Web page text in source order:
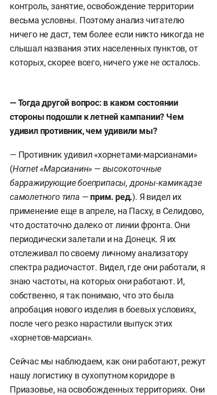
контроль, занятие, освобождение территории
весьма условны. Поэтому анализ читателю
ничего не даст, тем более если никто никогда не
слышал названия этих населенных пунктов, от
которых, скорее всего, ничего уже не осталось.
— Тогда другой вопрос: в каком состоянии
стороны подошли к летней кампании? Чем
удивил противник, чем удивили мы?
— Противник удивил «хорнетами-марсианами»
(Hornet«Марсианин» — высокоточные
барражирующие боеприпасы, дроны-камикадзе
самолетного типа — прим. ред.). Я видел их
применение еще в апреле, на Пасху, в Селидово,
что достаточно далеко от линии фронта. Они
периодически залетали и на Донецк. Я их
отслеживал по своему личному анализатору
спектра радиочастот. Видел, где они работали, я
знаю частоты, на которых они работают. И,
собственно, я так понимаю, что это была
апробация нового изделия в боевых условиях,
после чего резко нарастили выпуск этих
«хорнетов-марсиан».
Сейчас мы наблюдаем, как они работают, режут
нашу логистику в сухопутном коридоре в
Приазовье, на освобожденных территориях. Они